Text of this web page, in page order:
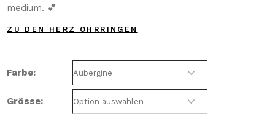
medium. 💕
ZU DEN HERZ OHRRINGEN
Farbe
Grösse